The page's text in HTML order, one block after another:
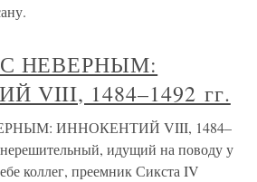
НЕВЕРНЫМ:
VIII, 1484–1492 гг.
ИННОКЕНТИЙ VIII, 1484–
идущий на поводу у
коллег, преемник Сикста IV